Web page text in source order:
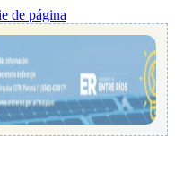
de página